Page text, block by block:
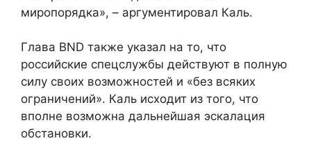
миропорядка», – аргументировал Каль.
Глава BND также указал на то, что
российские спецслужбы действуют в полную
силу своих возможностей и «без всяких
ограничений». Каль исходит из того, что
вполне возможна дальнейшая эскалация
обстановки.